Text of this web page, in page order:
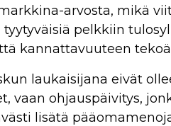
arvosta, mikä
tyytyväisiä pelkkiin
kannattavuuteen
laukaisijana eivät
vaan ohjauspäivitys,
lisätä